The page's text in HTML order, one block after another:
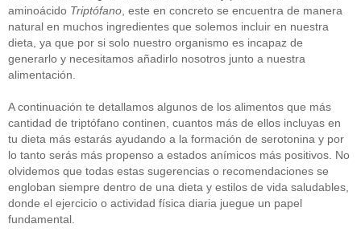
aminoácido Triptófano, este en concreto se encuentra de manera
natural en muchos ingredientes que solemos incluir en nuestra
dieta, ya que por si solo nuestro organismo es incapaz de
generarlo y necesitamos añadirlo nosotros junto a nuestra
alimentación.
A continuación te detallamos algunos de los alimentos que más
cantidad de triptófano continen, cuantos más de ellos incluyas en
tu dieta más estarás ayudando a la formación de serotonina y por
lo tanto serás más propenso a estados anímicos más positivos. No
olvidemos que todas estas sugerencias o recomendaciones se
engloban siempre dentro de una dieta y estilos de vida saludables,
donde el ejercicio o actividad física diaria juegue un papel
fundamental.